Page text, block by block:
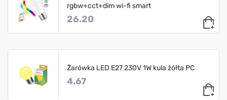
rgbw+cct+dim wi-fi smart
26.20
Żarówka LED E27 230V 1W kula żółta PC
4.67